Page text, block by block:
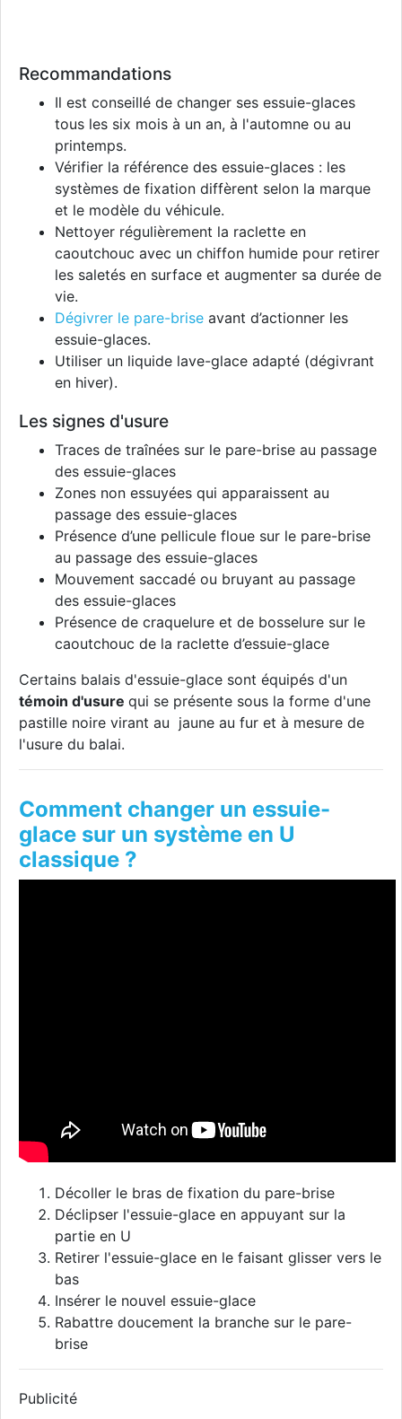
Recommandations
Il est conseillé de changer ses essuie-glaces
tous les six mois à un an, à l'automne ou au
printemps.
Vérifier la référence des essuie-glaces : les
systèmes de fixation diffèrent selon la marque
et le modèle du véhicule.
Nettoyer régulièrement la raclette en
caoutchouc avec un chiffon humide pour retirer
les saletés en surface et augmenter sa durée de
vie.
Dégivrer le pare-brise avant d’actionner les
essuie-glaces.
Utiliser un liquide lave-glace adapté (dégivrant
en hiver).
Les signes d'usure
Traces de traînées sur le pare-brise au passage
des essuie-glaces
Zones non essuyées qui apparaissent au
passage des essuie-glaces
Présence d’une pellicule floue sur le pare-brise
au passage des essuie-glaces
Mouvement saccadé ou bruyant au passage
des essuie-glaces
Présence de craquelure et de bosselure sur le
caoutchouc de la raclette d’essuie-glace
Certains balais d'essuie-glace sont équipés d'un
témoin d'usure qui se présente sous la forme d'une
pastille noire virant au jaune au fur et à mesure de
l'usure du balai.
Comment changer un essuie-
glace sur un système en U
classique ?
Décoller le bras de fixation du pare-brise
Déclipser l'essuie-glace en appuyant sur la
partie en U
Retirer l'essuie-glace en le faisant glisser vers le
bas
Insérer le nouvel essuie-glace
Rabattre doucement la branche sur le pare-
brise
Publicité